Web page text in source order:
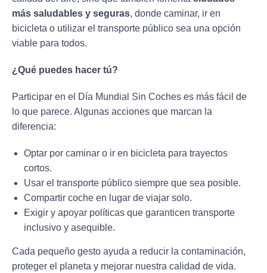
más saludables y seguras, donde caminar, ir en
bicicleta o utilizar el transporte público sea una opción
viable para todos.
¿Qué puedes hacer tú?
Participar en el Día Mundial Sin Coches es más fácil de
lo que parece. Algunas acciones que marcan la
diferencia:
Optar por caminar o ir en bicicleta para trayectos
cortos.
Usar el transporte público siempre que sea posible.
Compartir coche en lugar de viajar solo.
Exigir y apoyar políticas que garanticen transporte
inclusivo y asequible.
Cada pequeño gesto ayuda a reducir la contaminación,
proteger el planeta y mejorar nuestra calidad de vida.